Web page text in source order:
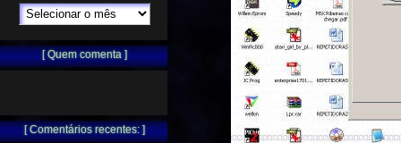
[ Quem comenta ]
[ Comentários recentes: ]